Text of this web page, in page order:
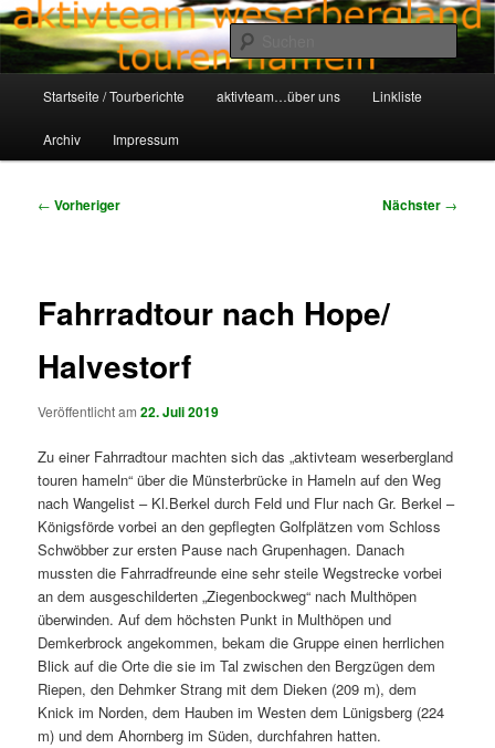
Zum
primären
Inhalt
springenawt-hameln.de
Aktivteam-Weserbergland-Touren-Hameln
Startseite / Tourberichte aktivteam…über uns Linkliste
Archiv Impressum
Beitragsnavigation
← Vorheriger Nächster →
Fahrradtour nach Hope/
Halvestorf
Veröffentlicht am22. Juli 2019
Zu einer Fahrradtour machten sich das „aktivteam weserbergland
touren hameln“ über die Münsterbrücke in Hameln auf den Weg
nach Wangelist – Kl.Berkel durch Feld und Flur nach Gr. Berkel –
Königsförde vorbei an den gepflegten Golfplätzen vom Schloss
Schwöbber zur ersten Pause nach Grupenhagen. Danach
mussten die Fahrradfreunde eine sehr steile Wegstrecke vorbei
an dem ausgeschilderten „Ziegenbockweg“ nach Multhöpen
überwinden. Auf dem höchsten Punkt in Multhöpen und
Demkerbrock angekommen, bekam die Gruppe einen herrlichen
Blick auf die Orte die sie im Tal zwischen den Bergzügen dem
Riepen, den Dehmker Strang mit dem Dieken (209 m), dem
Knick im Norden, dem Hauben im Westen dem Lünigsberg (224
m) und dem Ahornberg im Süden, durchfahren hatten.